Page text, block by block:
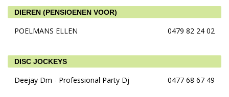
DIEREN (PENSIOENEN VOOR)
POELMANS ELLEN 0479 82 24 02
DISC JOCKEYS
Deejay Dm - Professional Party Dj 0477 68 67 49